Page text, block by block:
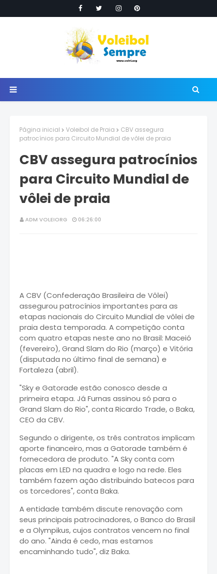
Página inicial Voleibol de Praia
CBV assegura
patrocínios para Circuito Mundial de vôlei de praia
CBV assegura patrocínios
para Circuito Mundial de
vôlei de praia
ADM VOLEIORG 06:26:00
A CBV (Confederação Brasileira de Vôlei)
assegurou patrocínios importantes para as
etapas nacionais do Circuito Mundial de vôlei de
praia desta temporada. A competição conta
com quatro etapas neste ano no Brasil: Maceió
(fevereiro), Grand Slam do Rio (março) e Vitória
(disputada no último final de semana) e
Fortaleza (abril).
"Sky e Gatorade estão conosco desde a
primeira etapa. Já Furnas assinou só para o
Grand Slam do Rio", conta Ricardo Trade, o Baka,
CEO da CBV.
Segundo o dirigente, os três contratos implicam
aporte financeiro, mas a Gatorade também é
fornecedora de produto. "A Sky conta com
placas em LED na quadra e logo na rede. Eles
também fazem ação distribuindo batecos para
os torcedores", conta Baka.
A entidade também discute renovação com
seus principais patrocinadores, o Banco do Brasil
e a Olympikus, cujos contratos vencem no final
do ano. "Ainda é cedo, mas estamos
encaminhando tudo", diz Baka.